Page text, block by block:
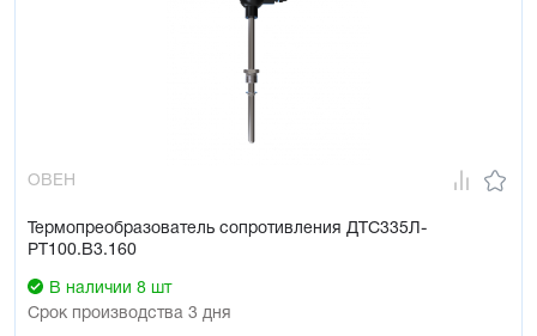
ОВЕН
Термопреобразователь сопротивления ДТС335Л-
РТ100.В3.160
В наличии 8 шт
Срок производства 3 дня